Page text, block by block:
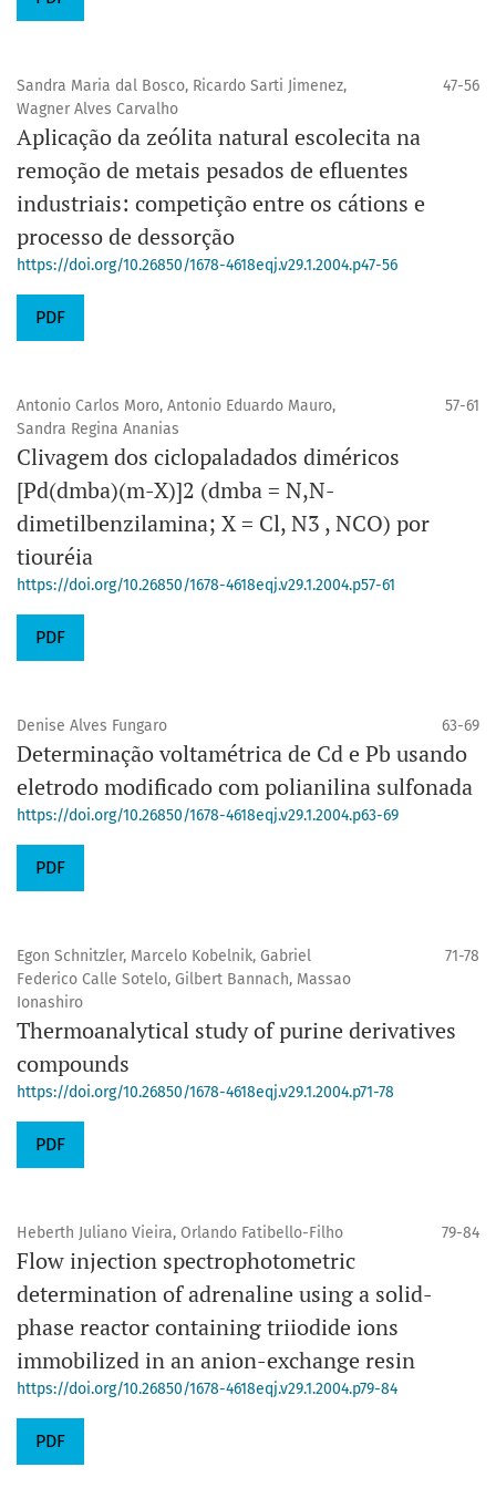
Sandra Maria dal Bosco, Ricardo Sarti Jimenez,
Wagner Alves Carvalho
47-56
Aplicação da zeólita natural escolecita na
remoção de metais pesados de efluentes
industriais: competição entre os cátions e
processo de dessorção
https://doi.org/10.26850/1678-4618eqj.v29.1.2004.p47-56
PDF
Antonio Carlos Moro, Antonio Eduardo Mauro,
Sandra Regina Ananias
57-61
Clivagem dos ciclopaladados diméricos
[Pd(dmba)(m-X)]2 (dmba = N,N-
dimetilbenzilamina; X = Cl, N3 , NCO) por
tiouréia
https://doi.org/10.26850/1678-4618eqj.v29.1.2004.p57-61
PDF
Denise Alves Fungaro 63-69
Determinação voltamétrica de Cd e Pb usando
eletrodo modificado com polianilina sulfonada
https://doi.org/10.26850/1678-4618eqj.v29.1.2004.p63-69
PDF
Egon Schnitzler, Marcelo Kobelnik, Gabriel
Federico Calle Sotelo, Gilbert Bannach, Massao
Ionashiro
71-78
Thermoanalytical study of purine derivatives
compounds
https://doi.org/10.26850/1678-4618eqj.v29.1.2004.p71-78
PDF
Heberth Juliano Vieira, Orlando Fatibello-Filho 79-84
Flow injection spectrophotometric
determination of adrenaline using a solid-
phase reactor containing triiodide ions
immobilized in an anion-exchange resin
https://doi.org/10.26850/1678-4618eqj.v29.1.2004.p79-84
PDF